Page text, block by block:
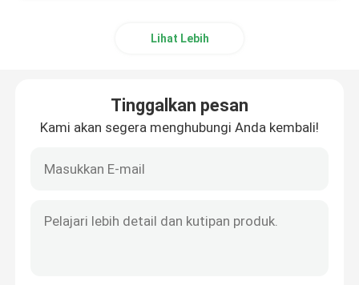
Rumah
Produk
Lihat Lebih
Tinggalkan pesan
Kami akan segera menghubungi Anda kembali!